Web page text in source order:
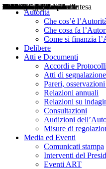
Autorità
Che cos’è
Che cosa fa
Come si finanzia
Delibere
Atti e Documenti
Accordi e
Atti di segnalazione
Pareri,
Relazioni annuali
Relazioni su
Consultazioni
Audizioni
Misure di
Media ed Eventi
Comunicati stampa
Interventi del
Eventi ART
Delibere
Pareri
Consultazioni
Audizioni
Atti di Segnalazione
Accordi e Protocolli d'Intesa
Relazioni annuali
Misure di regolazione
Notizie
Comunicati Stampa
Bollettini ART
Convegni ART
Interviste del Presidente
Articoli in primo piano
Interventi del Presidente
2004
2005
2010
2013
2014
2015
2016
2017
2018
2019
202
2020
2021
2022
2023
2024
2025
2026
Aereo
Marittimo
Terrestre